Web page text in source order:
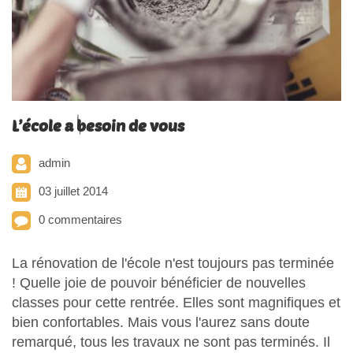
L’école a besoin de vous
admin
03 juillet 2014
0 commentaires
La rénovation de l'école n'est toujours pas terminée
! Quelle joie de pouvoir bénéficier de nouvelles
classes pour cette rentrée. Elles sont magnifiques et
bien confortables. Mais vous l'aurez sans doute
remarqué, tous les travaux ne sont pas terminés. Il